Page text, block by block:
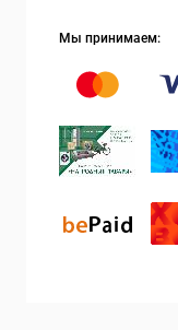
Мы принимаем: